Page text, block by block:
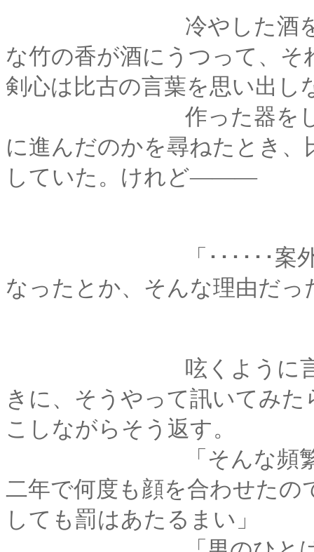
冷やした酒を、柄杓
な竹の香が酒にうつって、
剣心は比古の言葉を思い出し
作った器をしげしげ
に進んだのかを尋ねたとき
していた。けれど―――
「･･････案外、自分
なったとか、そんな理由だ
呟くように言った剣
きに、そうやって訊いてみ
こしながらそう返す。
「そんな頻繁に会い
二年で何度も顔を合わせた
しても罰はあたるまい」